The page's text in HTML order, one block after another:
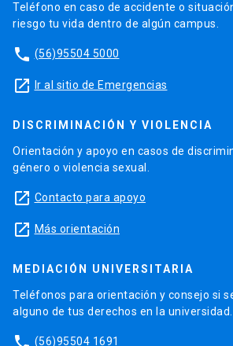
Teléfono en caso de accidente o
riesgo tu vida dentro de algún campus.
phone (56)95504 5000
launch Ir al sitio de Emergencias
DISCRIMINACIÓN Y VIOLENCIA
Orientación y apoyo en casos de
género o violencia sexual.
launch Contacto para apoyo
launch Más orientación
MEDIACIÓN UNIVERSITARIA
Teléfonos para orientación y consejo si
alguno de tus derechos en la universidad.
(56)95504 1691